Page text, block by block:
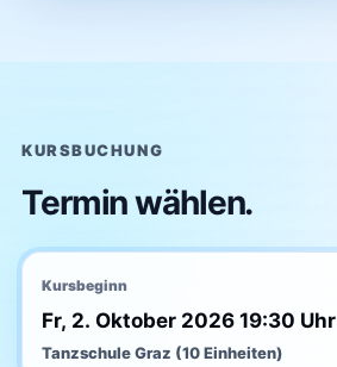
KURSBUCHUNG
Termin wählen.
Kursbeginn
Fr, 2. Oktober 2026 19:30 Uhr
Tanzschule Graz (10 Einheiten)